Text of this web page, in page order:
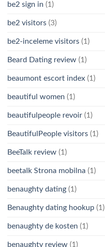
be2 sign in (1)
be2 visitors (3)
be2-inceleme visitors (1)
Beard Dating review (1)
beaumont escort index (1)
beautiful women (1)
beautifulpeople revoir (1)
BeautifulPeople visitors (1)
BeeTalk review (1)
beetalk Strona mobilna (1)
benaughty dating (1)
Benaughty dating hookup (1)
benaughty de kosten (1)
benaughty review (1)